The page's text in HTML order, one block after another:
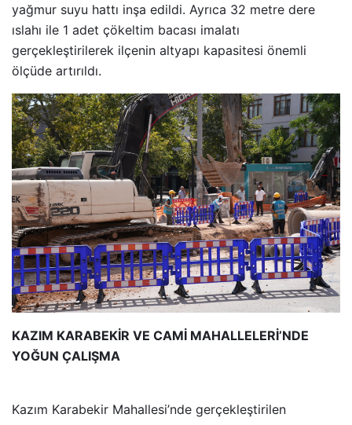
yağmur suyu hattı inşa edildi. Ayrıca 32 metre dere
ıslahı ile 1 adet çökeltim bacası imalatı
gerçekleştirilerek ilçenin altyapı kapasitesi önemli
ölçüde artırıldı.
KAZIM KARABEKİR VE CAMİ MAHALLELERİ’NDE
YOĞUN ÇALIŞMA
Kazım Karabekir Mahallesi’nde gerçekleştirilen